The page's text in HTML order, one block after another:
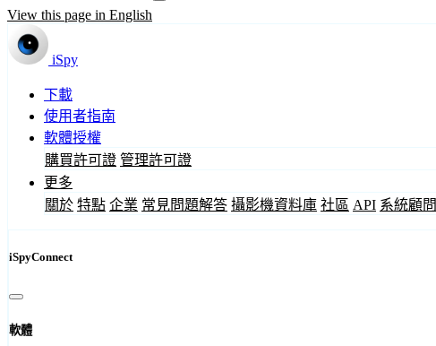
View this page in English
iSpy
下載
使用者指南
軟體授權
購買許可證 管理許可證
更多
關於 特點 企業 常見問題解答 攝影機資料庫 社區 API 系統顧問
iSpyConnect
軟體